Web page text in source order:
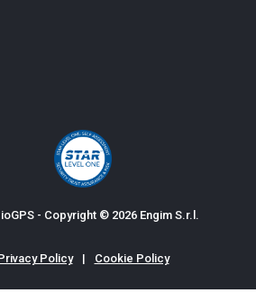
- Copyright © 2026 Engim S.r.l.
Policy | Cookie Policy